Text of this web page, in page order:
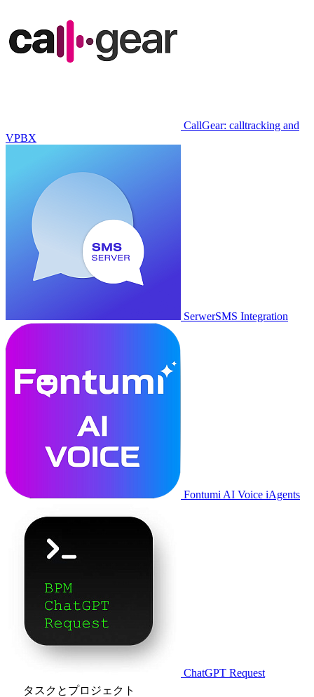
CallGear: calltracking and
VPBX
SerwerSMS Integration
Fontumi AI Voice iAgents
ChatGPT Request
タスクとプロジェクト